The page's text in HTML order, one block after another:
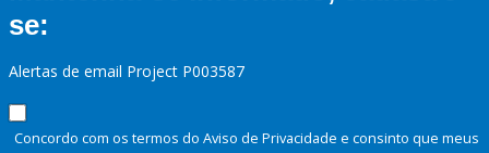
se:
Alertas de email Project P003587
Concordo com os termos do Aviso de Privacidade e consinto que meus